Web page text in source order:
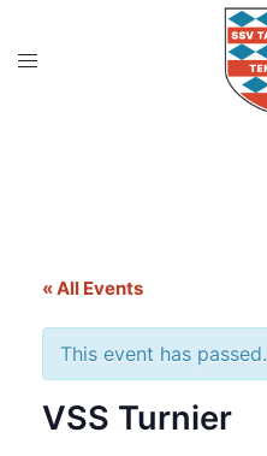
« All Events
This event has passed.
VSS Turnier